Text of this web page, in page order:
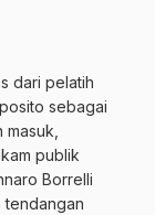
dari pelatih
sebagai
publik
Borrelli
tendangan